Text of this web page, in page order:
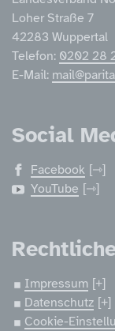
Loher Straße 7
42283 Wuppertal
Telefon: 0202 28
E-Mail:
Social
Facebook
YouTube
Impressum
Datenschutz
Cookie-